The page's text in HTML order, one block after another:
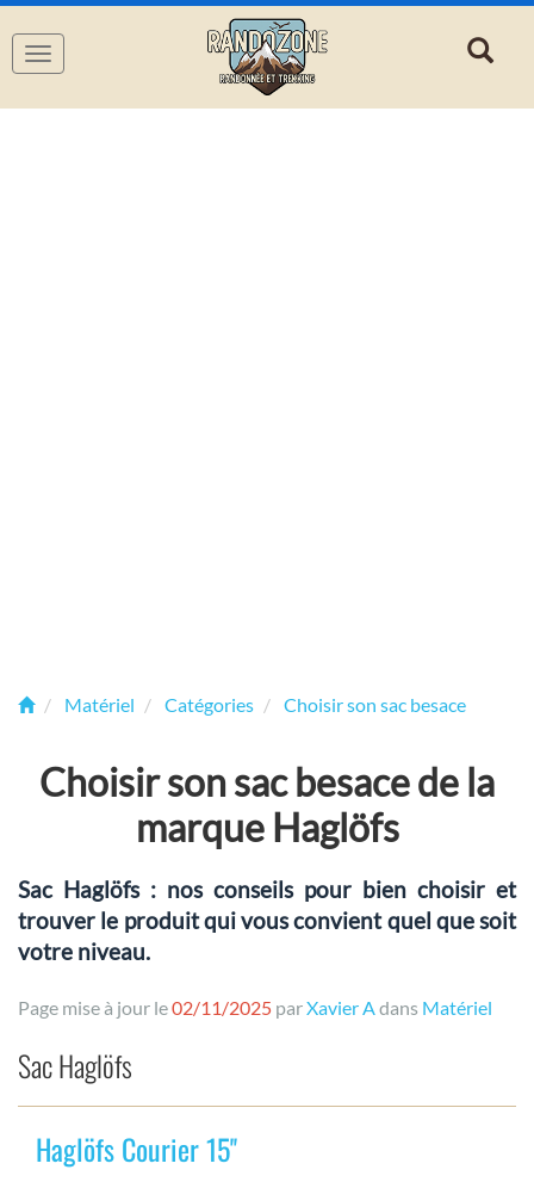
Navigation
Matériel Catégories Choisir son sac besace
Choisir son sac besace de la
marque Haglöfs
Sac Haglöfs : nos conseils pour bien choisir et
trouver le produit qui vous convient quel que soit
votre niveau.
Page mise à jour le02/11/2025 parXavier Adans Matériel
Sac Haglöfs
Haglöfs Courier 15''